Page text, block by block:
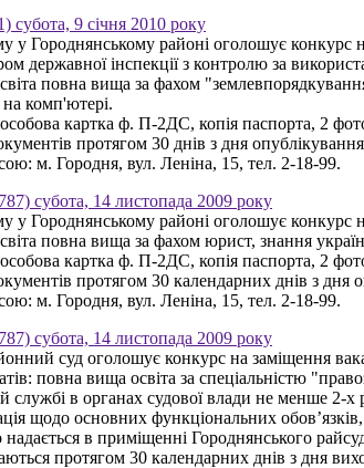
субота, 9 січня 2010 року
у Городнянському районі оголошує конкурс
державної інспекції з контролю за
повна вища за фахом
комп'ютері.
картка ф. П-2ДС, копія паспорта, 2
протягом 30 днів з дня
м. Городня, вул. Леніна, 15, тел. 2-18-99.
субота, 14 листопада 2009 року
у Городнянському районі оголошує конкурс
повна вища за фахом юрист, знання
картка ф. П-2ДС, копія паспорта, 2
протягом 30 календарних днів з дня
м. Городня, вул. Леніна, 15, тел. 2-18-99.
субота, 14 листопада 2009 року
суд оголошує конкурс на заміщення
повна вища освіта за спеціальністю
службі в органах судової влади не менше 2-
щодо основних функціональних
в приміщенні Городнянського
протягом 30 календарних днів з дня